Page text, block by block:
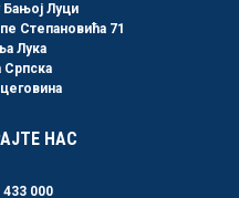
Бањој Луци
Степановића 71
Лука
Српска
НАС
433 000